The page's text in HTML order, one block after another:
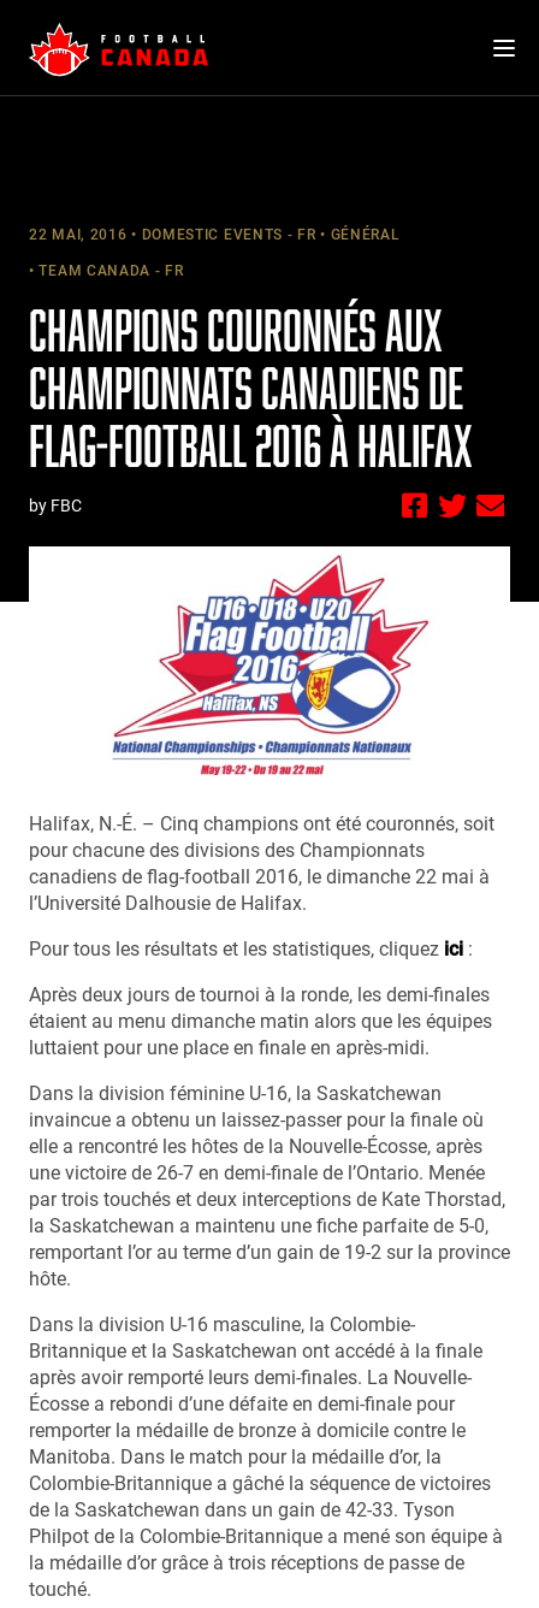
content
22 MAI, 2016 DOMESTIC EVENTS - FR GÉNÉRAL
TEAM CANADA - FR
CHAMPIONS COURONNÉS AUX
CHAMPIONNATS CANADIENS DE
FLAG-FOOTBALL 2016 À HALIFAX
by FBC
Halifax, N.-É. – Cinq champions ont été couronnés, soit
pour chacune des divisions des Championnats
canadiens de flag-football 2016, le dimanche 22 mai à
l’Université Dalhousie de Halifax.
Pour tous les résultats et les statistiques, cliquez ici :
Après deux jours de tournoi à la ronde, les demi-finales
étaient au menu dimanche matin alors que les équipes
luttaient pour une place en finale en après-midi.
Dans la division féminine U-16, la Saskatchewan
invaincue a obtenu un laissez-passer pour la finale où
elle a rencontré les hôtes de la Nouvelle-Écosse, après
une victoire de 26-7 en demi-finale de l’Ontario. Menée
par trois touchés et deux interceptions de Kate Thorstad,
la Saskatchewan a maintenu une fiche parfaite de 5-0,
remportant l’or au terme d’un gain de 19-2 sur la province
hôte.
Dans la division U-16 masculine, la Colombie-
Britannique et la Saskatchewan ont accédé à la finale
après avoir remporté leurs demi-finales. La Nouvelle-
Écosse a rebondi d’une défaite en demi-finale pour
remporter la médaille de bronze à domicile contre le
Manitoba. Dans le match pour la médaille d’or, la
Colombie-Britannique a gâché la séquence de victoires
de la Saskatchewan dans un gain de 42-33. Tyson
Philpot de la Colombie-Britannique a mené son équipe à
la médaille d’or grâce à trois réceptions de passe de
touché.